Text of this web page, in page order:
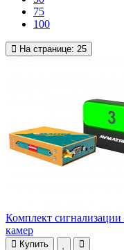
75
100
На странице: 25
Комплект
камер
Купить